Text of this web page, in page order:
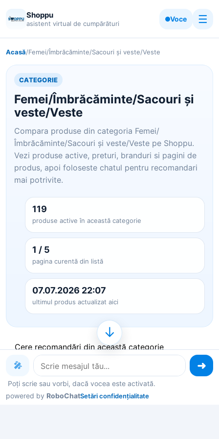
Shoppu
asistent virtual de cumpărături
Voce ☰
Acasă/Femei/Îmbrăcăminte/Sacouri şi veste/Veste
CATEGORIE
Femei/Îmbrăcăminte/Sacouri şi
veste/Veste
Compara produse din categoria Femei/
Îmbrăcăminte/Sacouri şi veste/Veste pe Shoppu.
Vezi produse active, preturi, branduri si pagini de
produs, apoi foloseste chatul pentru recomandari
mai potrivite.
119
produse active în această categorie
1 / 5
pagina curentă din listă
07.07.2026 22:07
ultimul produs actualizat aici
Cere recomandări din această categorie
Produse pe care le poți explora
acum
🎤
Poți scrie sau vorbi, dacă vocea este activată.
powered by RoboChatSetări confidențialitate
↓